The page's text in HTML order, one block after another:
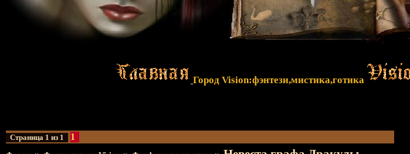
Город Vision:фэнтези,мистика,готика
Страница 1 из 1 1